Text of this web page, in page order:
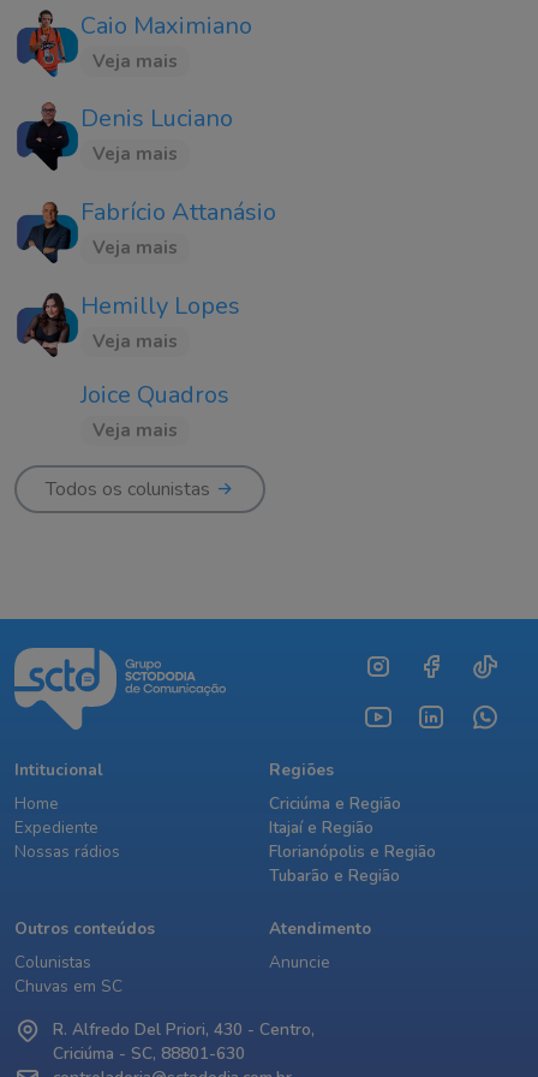
Caio Maximiano
Veja mais
Denis Luciano
Veja mais
Fabrício Attanásio
Veja mais
Hemilly Lopes
Veja mais
Joice Quadros
Veja mais
Todos os colunistas
Intitucional
Home
Expediente
Nossas rádios
Regiões
Criciúma e Região
Itajaí e Região
Florianópolis e Região
Tubarão e Região
Outros conteúdos
Colunistas
Chuvas em SC
Atendimento
Anuncie
R. Alfredo Del Priori, 430 - Centro,
Criciúma - SC, 88801-630